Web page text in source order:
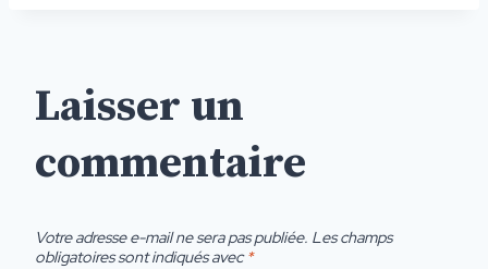
Laisser un
commentaire
Votre adresse e-mail ne sera pas publiée. Les champs
obligatoires sont indiqués avec*